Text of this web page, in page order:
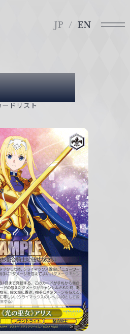
JP EN
List
ードリスト